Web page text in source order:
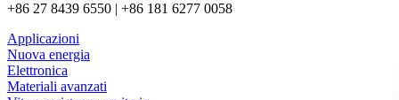
+86 27 8439 6550 | +86 181 6277 0058
Applicazioni
Nuova energia
Elettronica
Materiali avanzati